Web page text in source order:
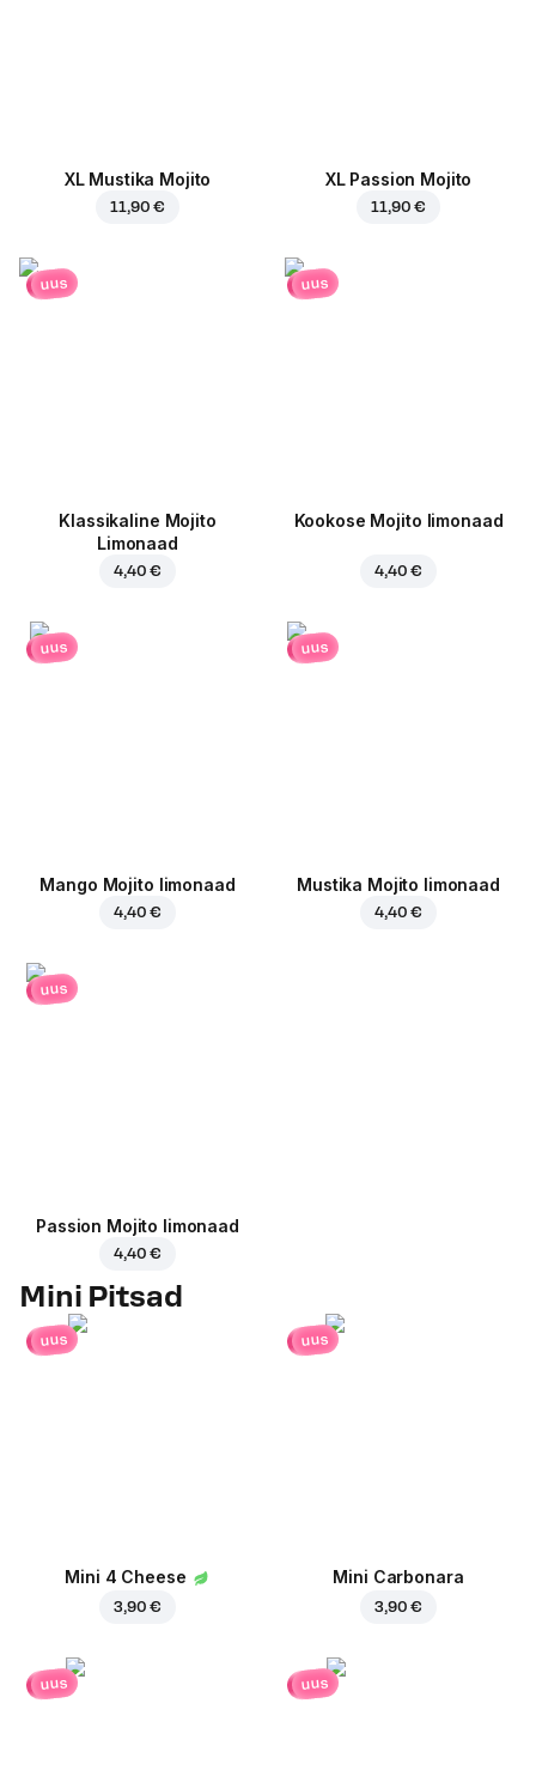
XL Mustika Mojito
11,90 €
XL Passion Mojito
11,90 €
uus
Klassikaline Mojito
Limonaad
4,40 €
uus
Kookose Mojito limonaad
4,40 €
uus
Mango Mojito limonaad
4,40 €
uus
Mustika Mojito limonaad
4,40 €
uus
Passion Mojito limonaad
4,40 €
Mini Pitsad
uus
Mini 4 Cheese
3,90 €
uus
Mini Carbonara
3,90 €
uus uus